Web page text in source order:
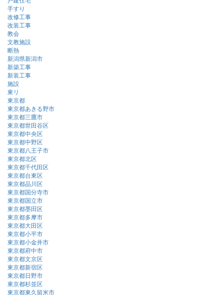
手すり
改修工事
改装工事
教会
文教施設
断熱
新潟県新潟市
新築工事
新装工事
施設
東リ
東京都
東京都あきる野市
東京都三鷹市
東京都世田谷区
東京都中央区
東京都中野区
東京都八王子市
東京都北区
東京都千代田区
東京都台東区
東京都品川区
東京都国分寺市
東京都国立市
東京都墨田区
東京都多摩市
東京都大田区
東京都小平市
東京都小金井市
東京都府中市
東京都文京区
東京都新宿区
東京都日野市
東京都杉並区
東京都東久留米市